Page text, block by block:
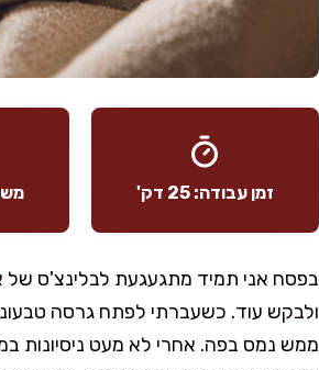
זמן עבודה: 25 דק' משך
בפסח אני תמיד מתגעגעת לבלינצ'ס של
ולבקש עוד. כשעברתי לפתח גרסה
ממש נמס בפה. אחרי לא מעט ניסיונות